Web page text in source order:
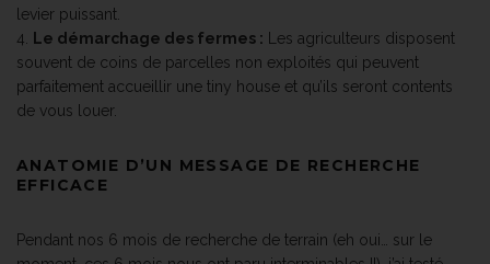
levier puissant.
Le démarchage des fermes : Les agriculteurs disposent
souvent de coins de parcelles non exploités qui peuvent
parfaitement accueillir une tiny house et qu’ils seront contents
de vous louer.
ANATOMIE D’UN MESSAGE DE RECHERCHE
EFFICACE
Pendant nos 6 mois de recherche de terrain (eh oui… sur le